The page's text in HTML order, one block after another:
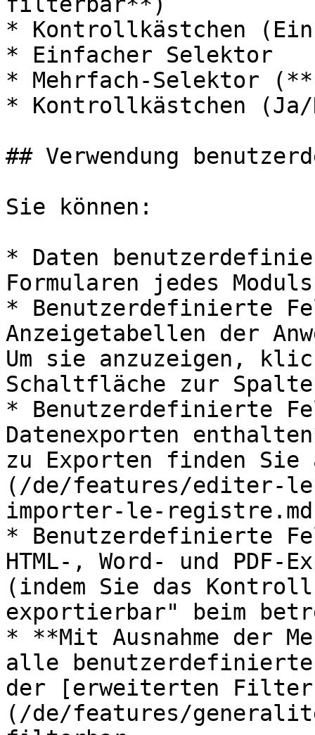
* Kontrollkästchen
* Einfacher Selektor
* Mehrfach-Selektor
* Kontrollkästchen (Ja/
## Verwendung
Sie können:
* Daten
Formularen jedes
* Benutzerdefinierte
Anzeigetabellen der
Um sie anzuzeigen,
Schaltfläche zur
* Benutzerdefinierte
Datenexporten
zu Exporten finden
(/de/features/editer-
importer-le-
* Benutzerdefinierte
HTML-, Word- und
(indem Sie das
exportierbar" beim
* **Mit Ausnahme der
alle
der [erweiterten
(/de/features/